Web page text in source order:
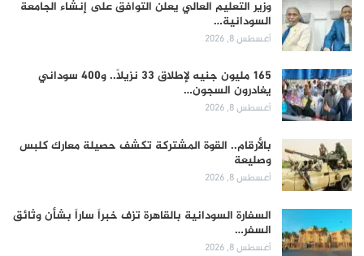
وزير التعليم العالي يعلن التوافق على إنشاء الجامعة
السودانية…
أغسطس 8, 2026
165 مليون جنيه لإطلاق 33 نزيلاً.. و400 سوداني
يغادرون السجون…
أغسطس 8, 2026
بالأرقام.. القوة المشتركة تكشف حصيلة معارك كلبس
وصليعة
أغسطس 8, 2026
السفارة السودانية بالقاهرة تزف خبراً ساراً بشأن وثائق
السفر…
أغسطس 8, 2026